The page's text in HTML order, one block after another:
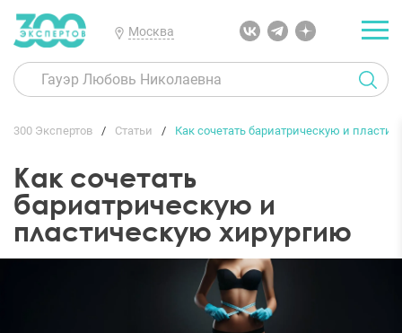
Москва
300 Экспертов Статьи Как сочетать бариатрическую и
Как сочетать
бариатрическую и
пластическую хирургию